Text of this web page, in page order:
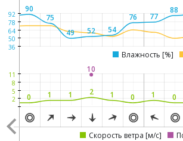
87
90
75
49
52 54
76 77
88
10
0 1 1 2 1 0 1 0
92
78
64
50
36
Влажность [%]
11
8
5
2
Скорость ветра [м/с]